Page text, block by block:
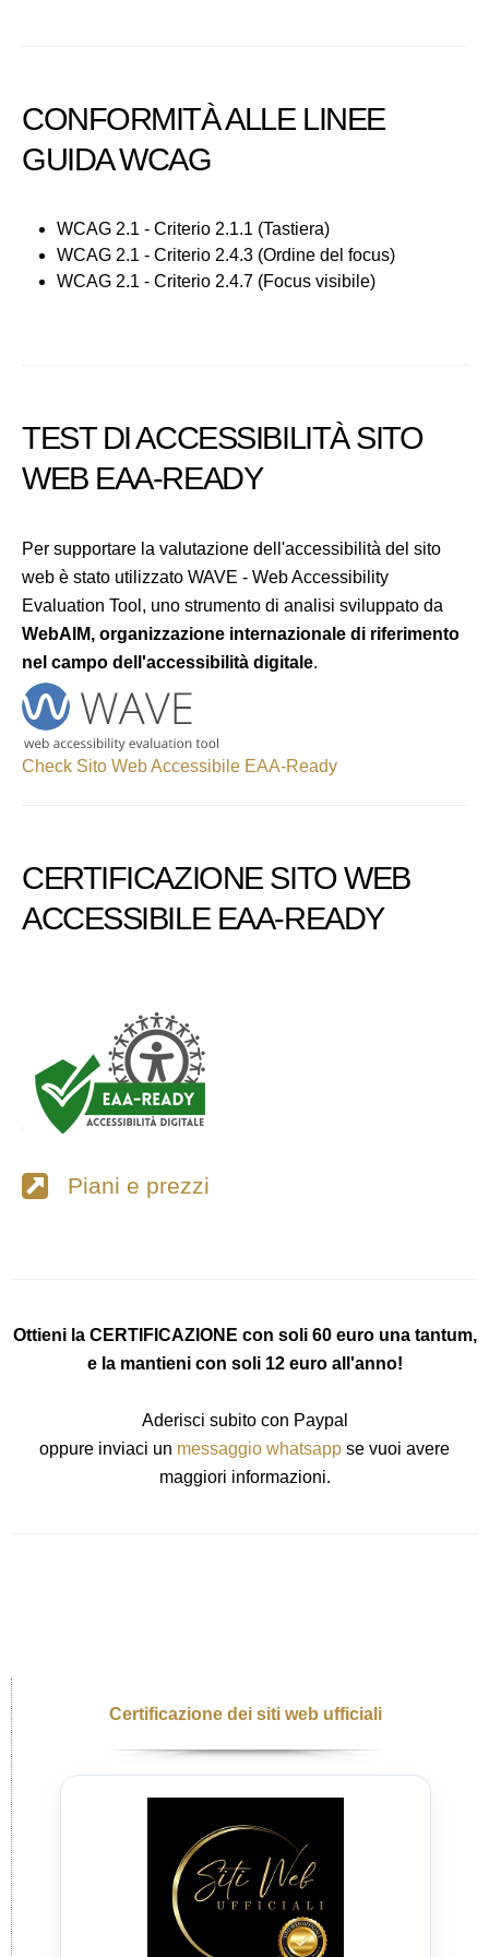
CONFORMITÀ ALLE LINEE
GUIDA WCAG
WCAG 2.1 - Criterio 2.1.1 (Tastiera)
WCAG 2.1 - Criterio 2.4.3 (Ordine del focus)
WCAG 2.1 - Criterio 2.4.7 (Focus visibile)
TEST DI ACCESSIBILITÀ SITO
WEB EAA-READY
Per supportare la valutazione dell'accessibilità del sito
web è stato utilizzato WAVE - Web Accessibility
Evaluation Tool, uno strumento di analisi sviluppato da
WebAIM, organizzazione internazionale di riferimento
nel campo dell'accessibilità digitale.
Check Sito Web Accessibile EAA-Ready
CERTIFICAZIONE SITO WEB
ACCESSIBILE EAA-READY
Piani e prezzi
Ottieni la CERTIFICAZIONE con soli 60 euro una tantum,
e la mantieni con soli 12 euro all'anno!
Aderisci subito con Paypal
oppure inviaci un messaggio whatsapp se vuoi avere
maggiori informazioni.
Certificazione dei siti web ufficiali